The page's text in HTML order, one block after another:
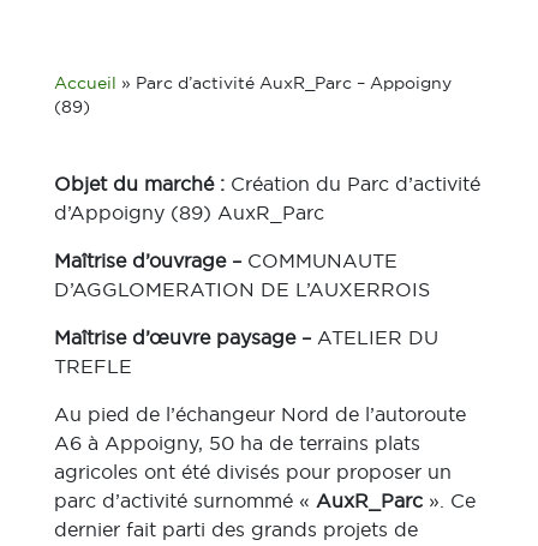
Accueil » Parc d’activité AuxR_Parc – Appoigny
(89)
Objet du marché : Création du Parc d’activité
d’Appoigny (89) AuxR_Parc
Maîtrise d’ouvrage – COMMUNAUTE
D’AGGLOMERATION DE L’AUXERROIS
Maîtrise d’œuvre paysage – ATELIER DU
TREFLE
Au pied de l’échangeur Nord de l’autoroute
A6 à Appoigny, 50 ha de terrains plats
agricoles ont été divisés pour proposer un
parc d’activité surnommé « AuxR_Parc ». Ce
dernier fait parti des grands projets de